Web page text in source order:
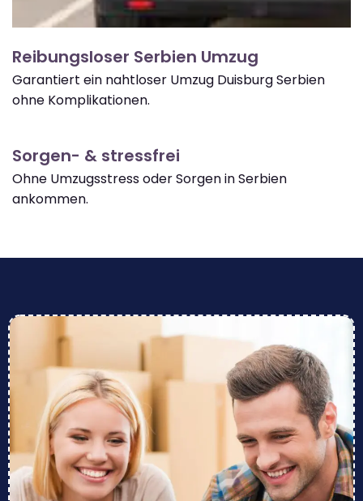
Reibungsloser Serbien Umzug
Garantiert ein nahtloser Umzug Duisburg Serbien
ohne Komplikationen.
Sorgen- & stressfrei
Ohne Umzugsstress oder Sorgen in Serbien
ankommen.